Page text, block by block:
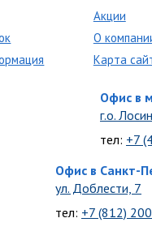
Акции
О
Карта
Офис в
г.о.
тел: +7
Офис в Санкт-
ул. Доблести, 7
тел: +7 (812)